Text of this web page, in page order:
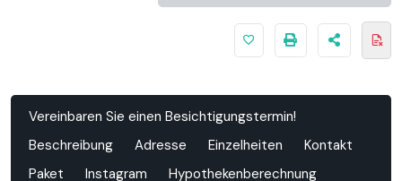
Vereinbaren Sie einen Besichtigungstermin!
Beschreibung
Adresse Einzelheiten
Kontakt
Paket
Instagram
Hypothekenberechnung